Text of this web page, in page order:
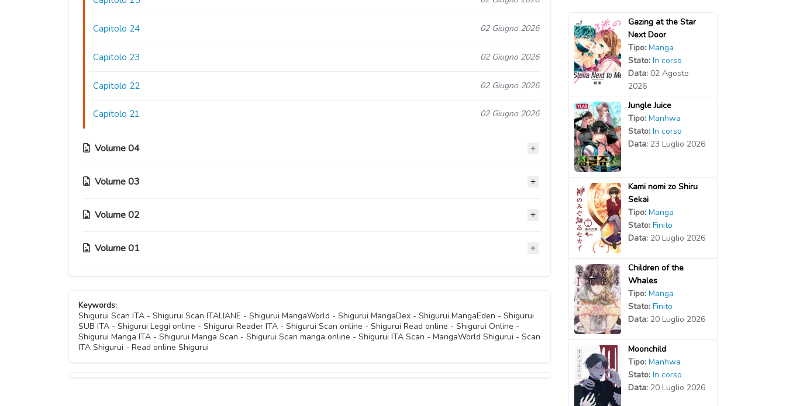
Capitolo 24 02 Giugno 2026
Capitolo 23 02 Giugno 2026
Capitolo 22 02 Giugno 2026
Capitolo 21 02 Giugno 2026
Volume 04
Capitolo 20 02 Giugno 2026
Capitolo 19 02 Giugno 2026
Capitolo 18
Capitolo 16
Volume 03
Capitolo 15 02 Giugno 2026
Capitolo 14 02 Giugno 2026
Capitolo 12
Capitolo 11 02 Giugno 2026
Volume 02
Capitolo 10 02 Giugno 2026
Capitolo 08
Capitolo 07 02 Giugno 2026
Volume 01
Capitolo 04 02 Giugno 2026
Capitolo 03 02 Giugno 2026
Keywords:
Shigurui Scan ITA - Shigurui Scan ITALIANE - Shigurui MangaWorld - Shigurui MangaDex - Shigurui MangaEden - Shigurui
SUB ITA - Shigurui Leggi online - Shigurui Reader ITA - Shigurui Scan online - Shigurui Read online - Shigurui Online -
Shigurui Manga ITA - Shigurui Manga Scan - Shigurui Scan manga online - Shigurui ITA Scan - MangaWorld Shigurui - Scan
ITA Shigurui - Read online Shigurui
Gazing at the Star
Next Door
Tipo: Manga
Stato: In corso
Data: 02 Agosto
2026
Jungle Juice
Tipo: Manhwa
Stato: In corso
Data: 23 Luglio 2026
Kami nomi zo Shiru
Sekai
Tipo: Manga
Stato: Finito
Data: 20 Luglio 2026
Children of the
Whales
Tipo: Manga
Stato: Finito
Data: 20 Luglio 2026
Moonchild
Tipo: Manhwa
Stato: In corso
Data: 20 Luglio 2026